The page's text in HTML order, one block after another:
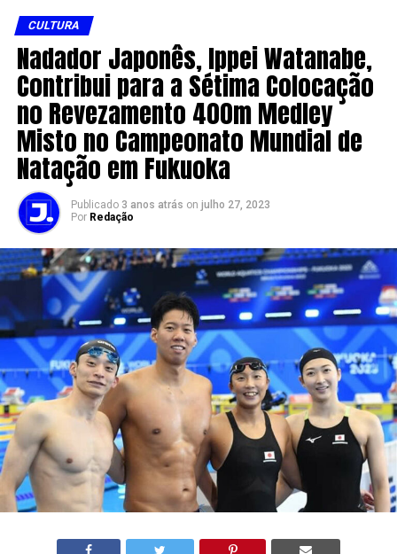
CULTURA
Nadador Japonês, Ippei Watanabe,
Contribui para a Sétima Colocação
no Revezamento 400m Medley
Misto no Campeonato Mundial de
Natação em Fukuoka
Publicado 3 anos atrás on julho 27, 2023
Por Redação